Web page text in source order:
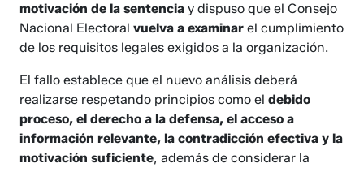
motivación de la sentenciay dispuso que el Consejo
Nacional Electoral vuelva a examinarel cumplimiento
de los requisitos legales exigidos a la organización.
El fallo establece que el nuevo análisis deberá
realizarse respetando principios como eldebido
proceso, el derecho a la defensa, el acceso a
información relevante, la contradicción efectiva y la
motivación suficiente, además de considerar la